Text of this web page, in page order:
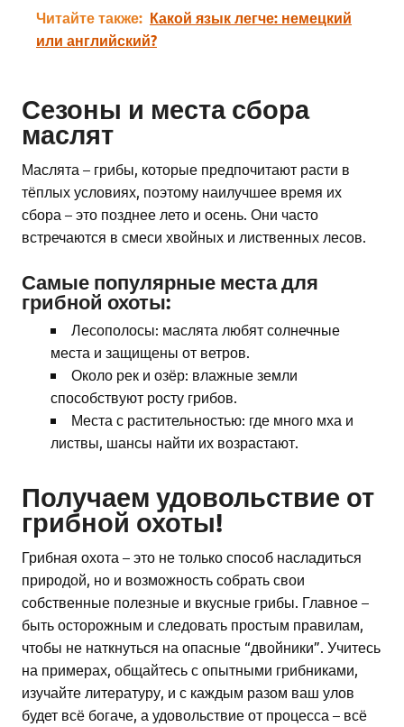
Читайте также: Какой язык легче: немецкий
или английский?
Сезоны и места сбора
маслят
Маслята – грибы, которые предпочитают расти в
тёплых условиях, поэтому наилучшее время их
сбора – это позднее лето и осень. Они часто
встречаются в смеси хвойных и лиственных лесов.
Самые популярные места для
грибной охоты:
Лесополосы: маслята любят солнечные
места и защищены от ветров.
Около рек и озёр: влажные земли
способствуют росту грибов.
Места с растительностью: где много мха и
листвы, шансы найти их возрастают.
Получаем удовольствие от
грибной охоты!
Грибная охота – это не только способ насладиться
природой, но и возможность собрать свои
собственные полезные и вкусные грибы. Главное –
быть осторожным и следовать простым правилам,
чтобы не наткнуться на опасные “двойники”. Учитесь
на примерах, общайтесь с опытными грибниками,
изучайте литературу, и с каждым разом ваш улов
будет всё богаче, а удовольствие от процесса – всё